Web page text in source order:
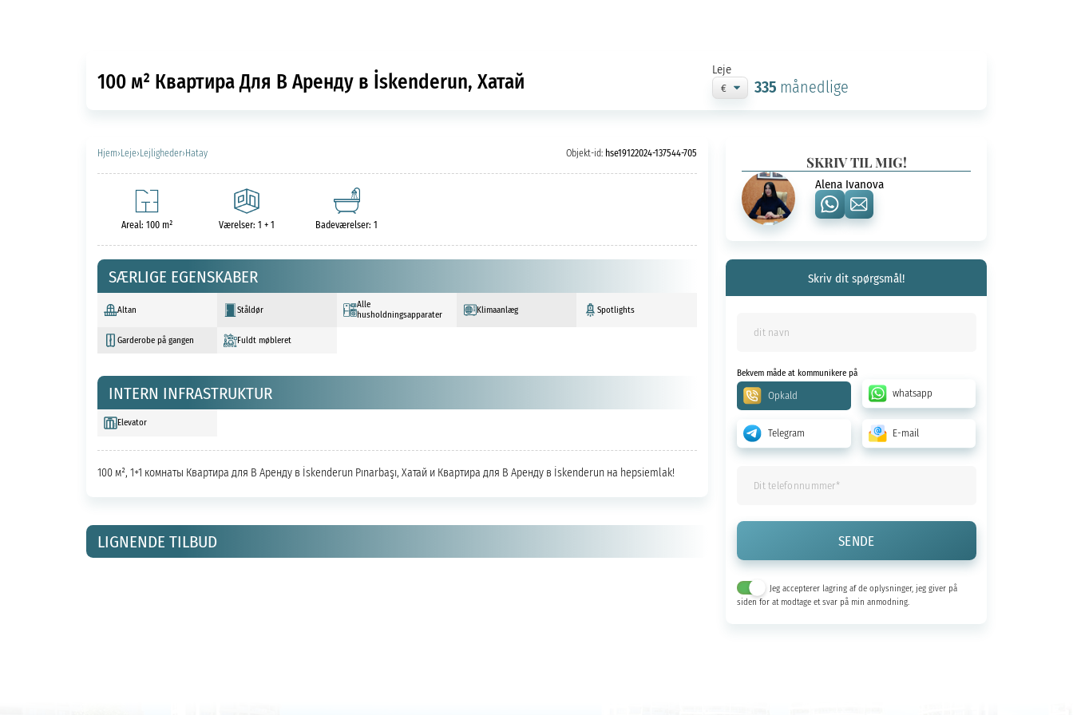
100 м² Квартира Для В Аренду в İskenderun, Хатай Leje
335 månedlige
Hjem›Leje›Lejligheder›Hatay Objekt-id: hse19122024-137544-705
Areal: 100 m² Værelser: 1 + 1 Badeværelser: 1
SÆRLIGE EGENSKABER
Altan Ståldør
Alle
husholdningsapparater
Klimaanlæg Spotlights
Garderobe på gangen Fuldt møbleret
INTERN INFRASTRUKTUR
Elevator
100 м², 1+1 комнаты Квартира для В Аренду в İskenderun Pınarbaşı, Хатай и Квартира для В Аренду в İskenderun на hepsiemlak!
LIGNENDE TILBUD
SKRIV TIL MIG!
Alena Ivanova
Skriv dit spørgsmål!
Bekvem måde at kommunikere på
Opkald whatsapp
Telegram E-mail
Jeg accepterer lagring af de oplysninger, jeg giver på
siden for at modtage et svar på min anmodning.